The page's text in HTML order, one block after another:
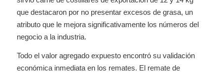
que destacaron por no presentar excesos de grasa, un
atributo que le mejora significativamente los números del
negocio a la industria.
Todo el valor agregado expuesto encontró su validación
económica inmediata en los remates. El remate de